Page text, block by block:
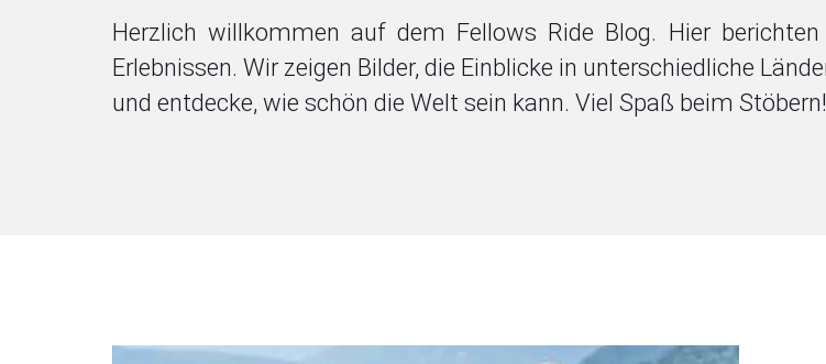
Herzlich willkommen auf dem Fellows Ride Blog. Hier
Erlebnissen. Wir zeigen Bilder, die Einblicke in unterschiedliche
und entdecke, wie schön die Welt sein kann. Viel Spaß beim Stöbern!